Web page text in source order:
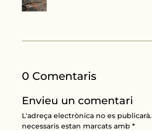
0 Comentaris
Envieu un comentari
L'adreça electrònica no es publicarà.
necessaris estan marcats amb*